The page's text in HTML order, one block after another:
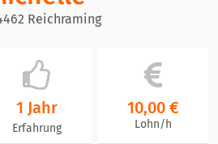
Reichraming
1 Jahr
Erfahrung
10,00 €
Lohn/h